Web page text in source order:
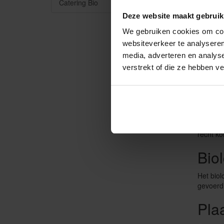
Deze website maakt
We gebruiken cookies om
websiteverkeer te
media, adverteren en
verstrekt of die ze hebben
Catering Bio
uur
Een
Voor
is een
recht
Het